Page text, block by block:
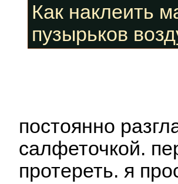
Как наклеить
пузырьков
постоянно
салфеточкой.
протереть. я